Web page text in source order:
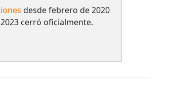
desde febrero de 2020
cerró oficialmente.